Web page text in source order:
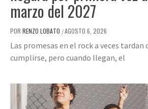
marzo del 2027
POR RENZO LOBATO /AGOSTO 6, 2026
Las promesas en el rock a veces tardan
cumplirse, pero cuando llegan, el